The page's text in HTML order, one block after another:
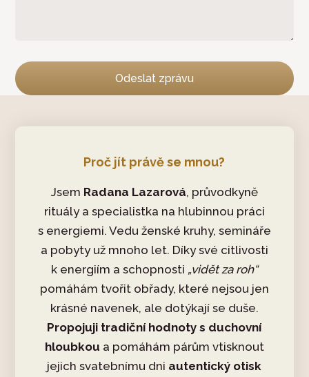
Odeslat zprávu
Proč jít právě se mnou?
Jsem Radana Lazarová, průvodkyně
rituály a specialistka na hlubinnou práci
s energiemi. Vedu ženské kruhy, semináře
a pobyty už mnoho let. Díky své citlivosti
k energiím a schopnosti „vidět za roh“
pomáhám tvořit obřady, které nejsou jen
krásné navenek, ale dotýkají se duše.
Propojuji tradiční hodnoty s duchovní
hloubkou a pomáhám párům vtisknout
jejich svatebnímu dni autentický otisk